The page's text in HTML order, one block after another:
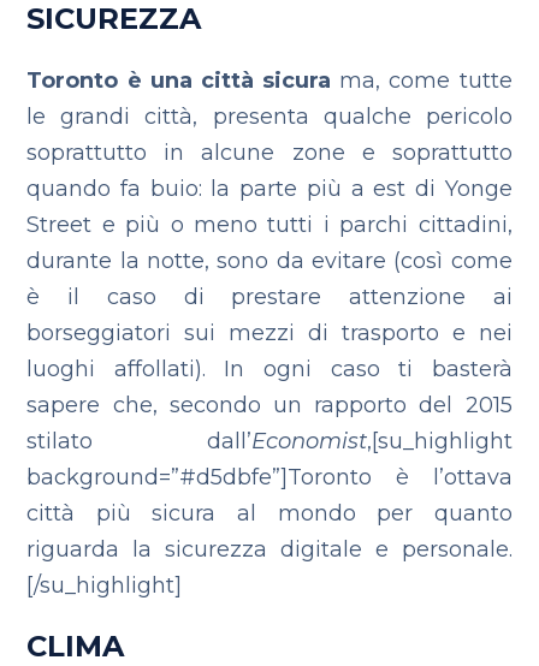
SICUREZZA
Toronto è una città sicura ma, come tutte
le grandi città, presenta qualche pericolo
soprattutto in alcune zone e soprattutto
quando fa buio: la parte più a est di Yonge
Street e più o meno tutti i parchi cittadini,
durante la notte, sono da evitare (così come
è il caso di prestare attenzione ai
borseggiatori sui mezzi di trasporto e nei
luoghi affollati). In ogni caso ti basterà
sapere che, secondo un rapporto del 2015
stilato dall’Economist,[su_highlight
background=”#d5dbfe”]Toronto è l’ottava
città più sicura al mondo per quanto
riguarda la sicurezza digitale e personale.
[/su_highlight]
CLIMA